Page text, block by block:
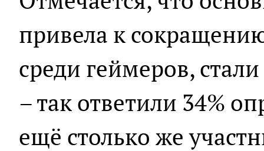
привела к
среди геймеров,
– так ответили 34%
ещё столько же